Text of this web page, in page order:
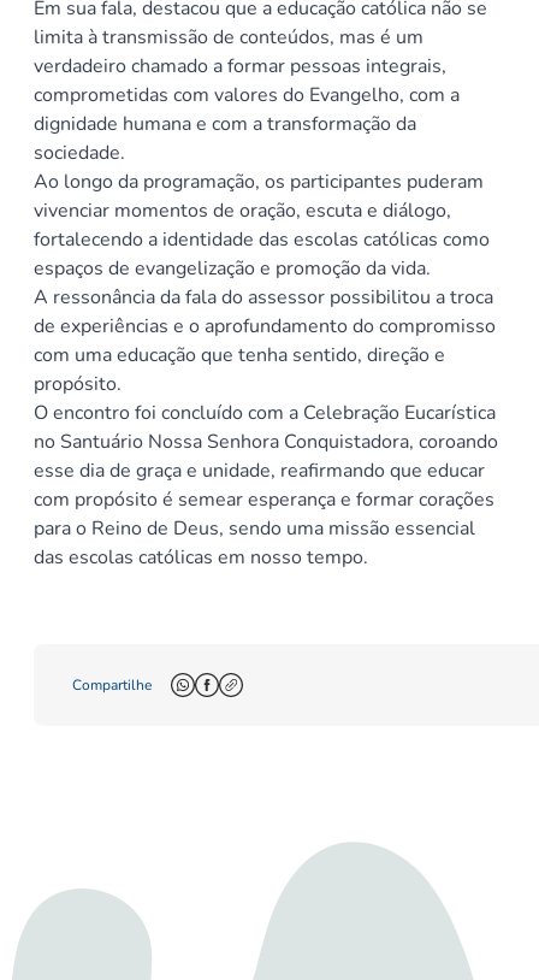
Em sua fala, destacou que a educação católica não se
limita à transmissão de conteúdos, mas é um
verdadeiro chamado a formar pessoas integrais,
comprometidas com valores do Evangelho, com a
dignidade humana e com a transformação da
sociedade.
Ao longo da programação, os participantes puderam
vivenciar momentos de oração, escuta e diálogo,
fortalecendo a identidade das escolas católicas como
espaços de evangelização e promoção da vida.
A ressonância da fala do assessor possibilitou a troca
de experiências e o aprofundamento do compromisso
com uma educação que tenha sentido, direção e
propósito.
O encontro foi concluído com a Celebração Eucarística
no Santuário Nossa Senhora Conquistadora, coroando
esse dia de graça e unidade, reafirmando que educar
com propósito é semear esperança e formar corações
para o Reino de Deus, sendo uma missão essencial
das escolas católicas em nosso tempo.
Compartilhe